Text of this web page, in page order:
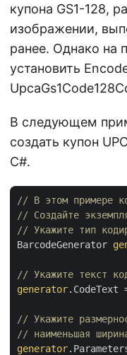
купона GS1-128,
изображении,
ранее. Однако на
установить
В следующем
создать купон
C#.
// В этом примере
// Создайте
// Укажите тип
BarcodeGenerator
// Укажите текст
generator.CodeText
// Укажите
// наименьшая
generator